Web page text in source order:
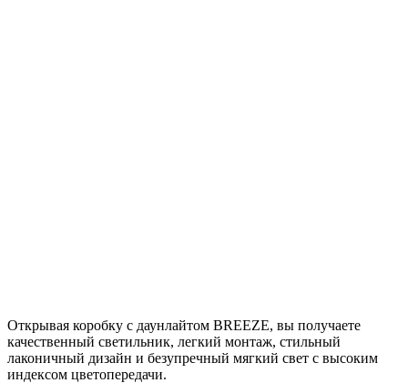
Открывая коробку с даунлайтом BREEZE, вы получаете
качественный светильник, легкий монтаж, стильный
лаконичный дизайн и безупречный мягкий свет с высоким
индексом цветопередачи.